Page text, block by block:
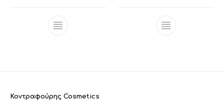
Κοντραφούρης Cosmetics